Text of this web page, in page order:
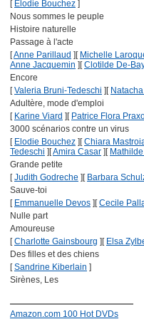
[ Elodie Bouchez ]
Nous sommes le peuple
Histoire naturelle
Passage à l'acte
[Anne Parillaud ] [ Michelle
Anne Jacquemin ] [Clotilde De-
Encore
[Valeria Bruni-Tedeschi ] [
Adultère, mode d'emploi
[ Karine Viard ] [ Patrice Flora
3000 scénarios contre un virus
[ Elodie Bouchez ] [Chiara
Tedeschi ] [Amira Casar ] [
Grande petite
[Judith Godreche ] [ Barbara
Sauve-toi
[ Emmanuelle Devos ] [Cecile
Nulle part
Amoureuse
[Charlotte Gainsbourg ] [ Elsa
Des filles et des chiens
[Sandrine Kiberlain ]
Sirènes, Les
Amazon.com 100 Hot DVDs